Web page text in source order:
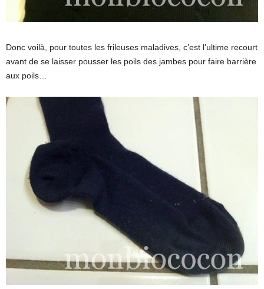
Donc voilà, pour toutes les frileuses maladives, c’est l’ultime recourt
avant de se laisser pousser les poils des jambes pour faire barrière
aux poils…